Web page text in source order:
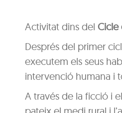
Activitat dins del Cicle
Després del primer
executem els seus
intervenció humana i
A través de la ficció i